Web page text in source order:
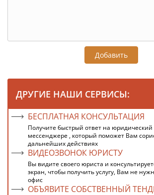
Добавить
ДРУГИЕ НАШИ СЕРВИСЫ:
БЕСПЛАТНАЯ КОНСУЛЬТАЦИЯ
Получите быстрый ответ на
мессенджере , который поможет Вам
дальнейших действиях
ВИДЕОЗВОНОК ЮРИСТУ
Вы видите своего юриста и
экран, чтобы получить услугу, Вам не
офис
ОБЪЯВИТЕ СОБСТВЕННЫЙ